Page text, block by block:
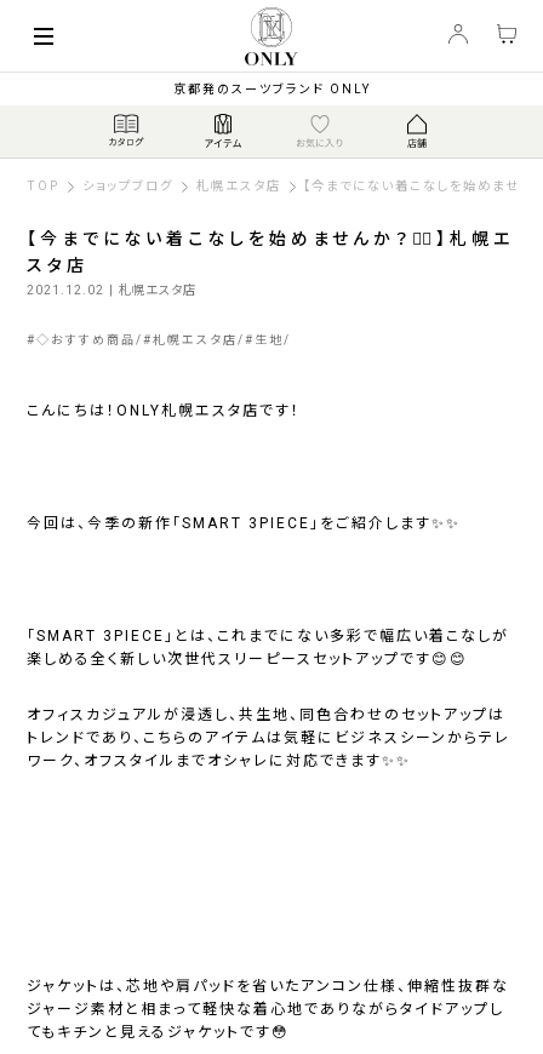
京都発のスーツブランド ONLY
TOP ショップブログ 札幌エスタ店 【今までにない着こなしを始めません
【今までにない着こなしを始めませんか？💁‍♂️】札幌エ
スタ店
2021.12.02 | 札幌エスタ店
#◇おすすめ商品 #札幌エスタ店 # 生地
こんにちは！ONLY札幌エスタ店です！
今回は、今季の新作「SMART 3PIECE」をご紹介します✨✨
「SMART 3PIECE」とは、これまでにない多彩で幅広い着こなしが
楽しめる全く新しい次世代スリーピースセットアップです😊😊
オフィスカジュアルが浸透し、共生地、同色合わせのセットアップは
トレンドであり、こちらのアイテムは気軽にビジネスシーンからテレ
ワーク、オフスタイルまでオシャレに対応できます✨✨
ジャケットは、芯地や肩パッドを省いたアンコン仕様、伸縮性抜群な
ジャージ素材と相まって軽快な着心地でありながらタイドアップし
てもキチンと見えるジャケットです😳